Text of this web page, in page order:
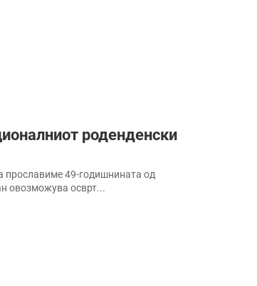
роденденски
прославиме 49-годишнината од
овозможува осврт...